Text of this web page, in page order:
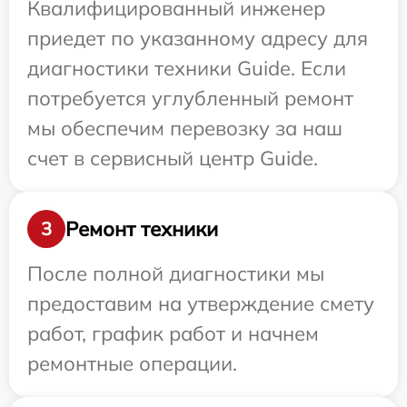
Квалифицированный инженер
приедет по указанному адресу для
диагностики техники Guide. Если
потребуется углубленный ремонт
мы обеспечим перевозку за наш
счет в сервисный центр Guide.
3
Ремонт техники
После полной диагностики мы
предоставим на утверждение смету
работ, график работ и начнем
ремонтные операции.